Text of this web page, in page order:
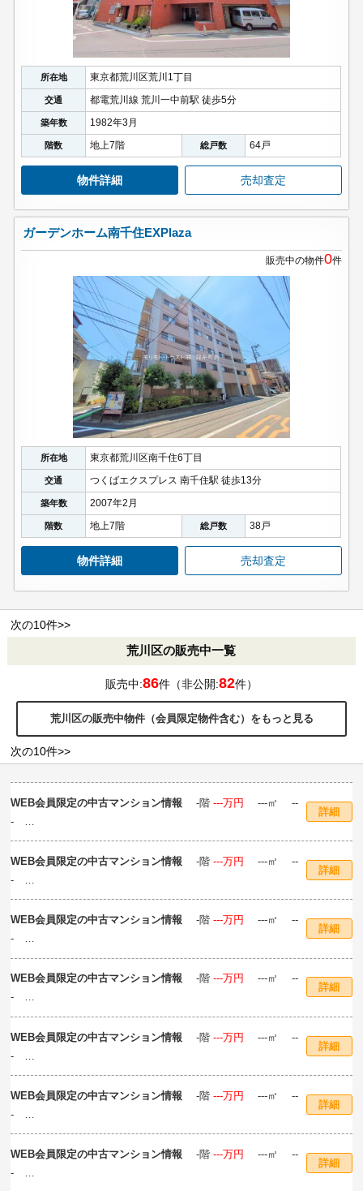
所在地 東京都荒川区荒川1丁目
交通 都電荒川線 荒川一中前駅 徒歩5分
築年数 1982年3月
階数 地上7階 総戸数 64戸
物件詳細 売却査定
ガーデンホーム南千住EXPlaza
販売中の物件0件
所在地 東京都荒川区南千住6丁目
交通 つくばエクスプレス 南千住駅 徒歩13分
築年数 2007年2月
階数 地上7階 総戸数 38戸
物件詳細 売却査定
次の10件>>
荒川区の販売中一覧
販売中:86件（非公開:82件）
荒川区の販売中物件（会員限定物件含む）をもっと見る
次の10件>>
WEB会員限定の中古マンション情報 ‐階‐‐‐万円 ---㎡ --
-
住所：東京都--区-- 交通：---線「‐‐‐」駅 徒歩‐‐分
詳細
WEB会員限定の中古マンション情報 ‐階‐‐‐万円
---㎡ --
-
住所：東京都--区-- 交通：---線「‐‐‐」駅 徒歩‐‐分
詳細
WEB会員限定の中古マンション情報 ‐階‐‐‐万円
---㎡ --
-
住所：東京都--区-- 交通：---線「‐‐‐」駅 徒歩‐‐分
詳細
WEB会員限定の中古マンション情報 ‐階‐‐‐万円
---㎡ --
-
住所：東京都--区-- 交通：---線「‐‐‐」駅 徒歩‐‐分
詳細
WEB会員限定の中古マンション情報 ‐階‐‐‐万円 ---㎡ --
-
住所：東京都--区-- 交通：---線「‐‐‐」駅 徒歩‐‐分
詳細
WEB会員限定の中古マンション情報 ‐階‐‐‐万円
---㎡ --
-
住所：東京都--区-- 交通：---線「‐‐‐」駅 徒歩‐‐分
詳細
WEB会員限定の中古マンション情報 ‐階‐‐‐万円
---㎡ --
-
詳細